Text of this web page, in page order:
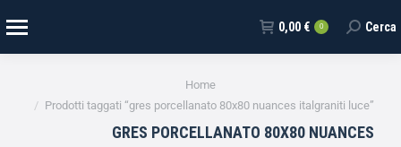
0,00 € 0 Cerca
Home
Prodotti taggati “gres porcellanato 80x80 nuances italgraniti luce”
GRES PORCELLANATO 80X80 NUANCES